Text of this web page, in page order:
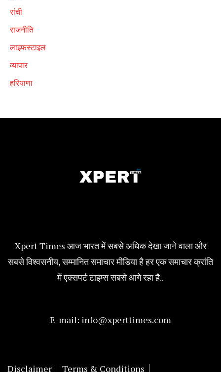
रांची
राजनीति
लाइफस्टाइल
व्यापार
हरियाणा
Xpert Times आज भारत में सबसे अधिक देखा जाने वाला और
सबसे विश्वसनीय, सम्मानित समाचार मीडिया है हर एक समाचार क्रांति
में एक्सपर्ट टाइम्स सबसे आगे रहा है..
E-mail: info@xperttimes.com
Disclaimer Terms & Conditions